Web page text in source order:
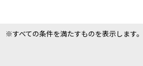
※すべての条件を満たすものを表示します。